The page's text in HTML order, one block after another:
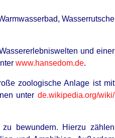
Wasserrutsche
und einer
www.hansedom.de.
zoologische Anlage ist mit
unter de.wikipedia.org/wiki/
bewundern. Hierzu zählen